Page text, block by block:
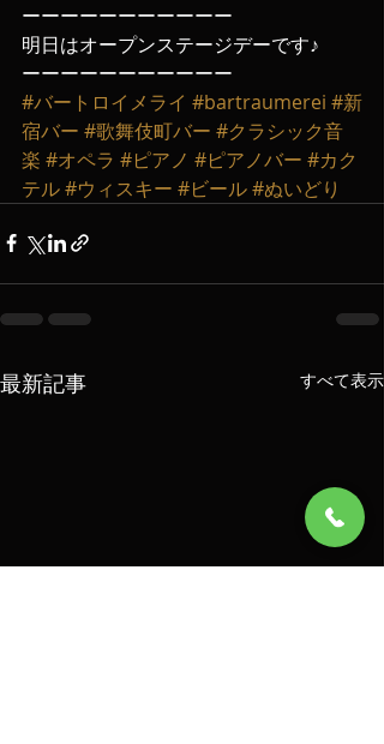
ーーーーーーーーーーー
明日はオープンステージデーです♪
ーーーーーーーーーーー
#バートロイメライ #bartraumerei #新
宿バー #歌舞伎町バー #クラシック音
楽 #オペラ #ピアノ #ピアノバー #カク
テル#ウィスキー #ビール#ぬいどり
最新記事 すべて表示